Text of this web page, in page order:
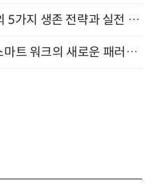
AI × Design : UX디자이너의 5가지 생존 전략과 실전 대응 8월 28일 개최
“AI와 함께 일하는 시대 ” - 스마트 워크의 새로운 패러다임 (9/11)